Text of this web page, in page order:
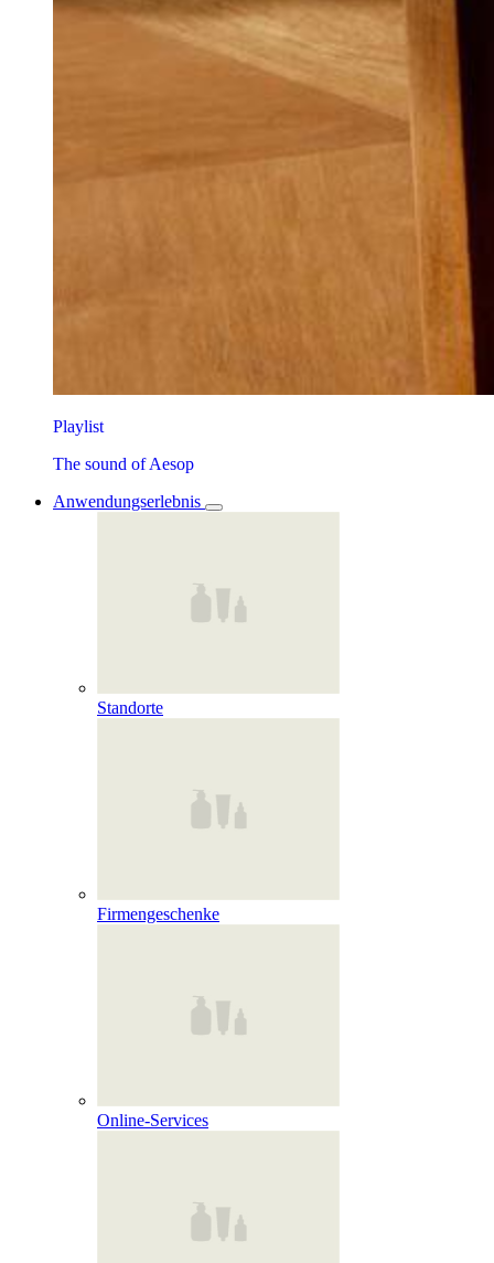
Playlist
The sound of Aesop
Anwendungserlebnis
Standorte
Firmengeschenke
Online‑Services